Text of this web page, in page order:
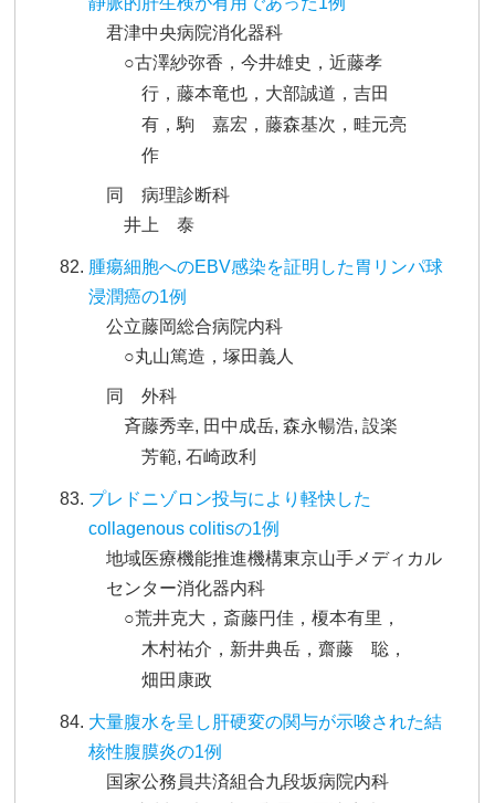
君津中央病院消化器科
○古澤紗弥香，今井雄史，近藤孝
行，藤本竜也，大部誠道，吉田
有，駒 嘉宏，藤森基次，畦元亮
作
同 病理診断科
井上 泰
腫瘍細胞へのEBV感染を証明した胃リンパ球
浸潤癌の1例
公立藤岡総合病院内科
○丸山篤造，塚田義人
同 外科
斉藤秀幸, 田中成岳, 森永暢浩, 設楽
芳範, 石崎政利
プレドニゾロン投与により軽快した
collagenous colitisの1例
地域医療機能推進機構東京山手メディカル
センター消化器内科
○荒井克大，斎藤円佳，榎本有里，
木村祐介，新井典岳，齋藤 聡，
畑田康政
大量腹水を呈し肝硬変の関与が示唆された結
核性腹膜炎の1例
国家公務員共済組合九段坂病院内科